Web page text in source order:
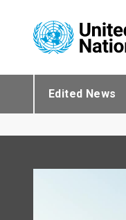
Edited News